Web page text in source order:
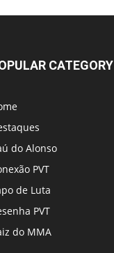
CATEGORY
do Alonso
PVT
de Luta
PVT
do MMA